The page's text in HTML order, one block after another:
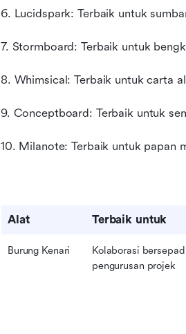
6. Lucidspark: Terbaik untuk
7. Stormboard: Terbaik untuk
8. Whimsical: Terbaik untuk carta
9. Conceptboard: Terbaik untuk
10. Milanote: Terbaik untuk papan
Alat Terbaik untuk
Burung Kenari
Kolaborasi
pengurusan projek